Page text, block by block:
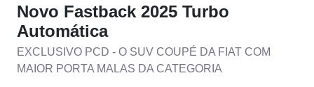
Novo Fastback 2025 Turbo
Automática
EXCLUSIVO PCD - O SUV COUPÉ DA FIAT COM
MAIOR PORTA MALAS DA CATEGORIA